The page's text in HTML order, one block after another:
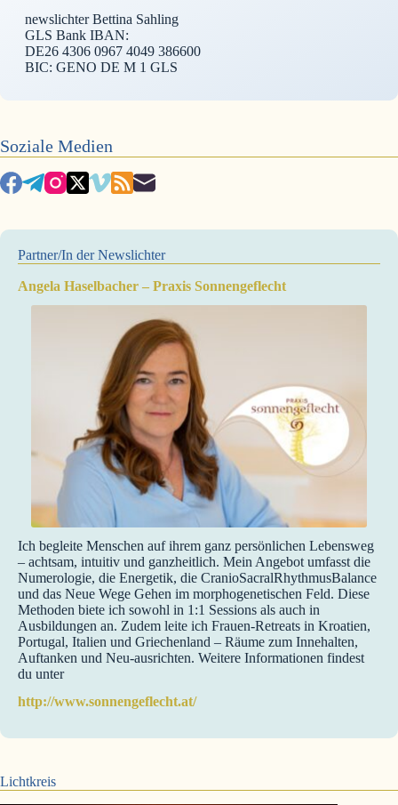
newslichter Bettina Sahling
GLS Bank IBAN:
DE26 4306 0967 4049 386600
BIC: GENO DE M 1 GLS
Soziale Medien
Partner/In der Newslichter
Angela Haselbacher – Praxis Sonnengeflecht
Ich begleite Menschen auf ihrem ganz persönlichen Lebensweg
– achtsam, intuitiv und ganzheitlich. Mein Angebot umfasst die
Numerologie, die Energetik, die CranioSacralRhythmusBalance
und das Neue Wege Gehen im morphogenetischen Feld. Diese
Methoden biete ich sowohl in 1:1 Sessions als auch in
Ausbildungen an. Zudem leite ich Frauen-Retreats in Kroatien,
Portugal, Italien und Griechenland – Räume zum Innehalten,
Auftanken und Neu-ausrichten. Weitere Informationen findest
du unter
http://www.sonnengeflecht.at/
Lichtkreis